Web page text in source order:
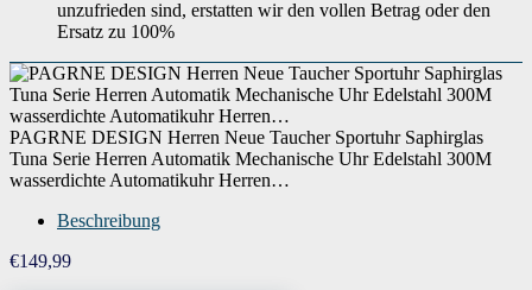
unzufrieden sind, erstatten wir den vollen Betrag oder den
Ersatz zu 100%
PAGRNE DESIGN Herren Neue Taucher Sportuhr Saphirglas
Tuna Serie Herren Automatik Mechanische Uhr Edelstahl 300M
wasserdichte Automatikuhr Herren…
Beschreibung
€149,99